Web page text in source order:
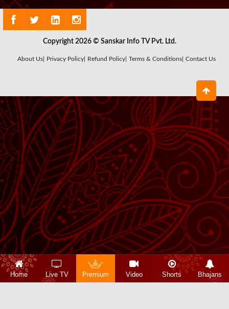
Copyright 2026 © Sanskar Info TV Pvt. Ltd.
About Us| Privacy Policy| Refund Policy| Terms & Conditions| Contact Us
Home Live TV Premium Video Shorts Bhajans